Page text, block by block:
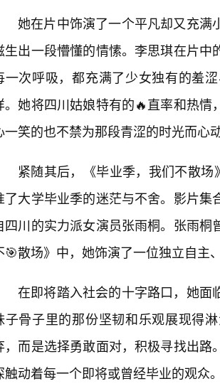
她在片中饰演了一个平凡却又充满
生出一段懵懂的情愫。李思琪在片
一次呼吸，都充满了少女独有的羞
。她将四川姑娘特有的🔥直率和热
一笑的也不禁为那段青涩的时光而心
紧随其后，《毕业季，我们不散
了大学毕业季的迷茫与不舍。影片
四川的实力派女演员张雨桐。张雨
🎯散场》中，她饰演了一位独立自主
在即将踏入社会的十字路口，她面
子骨子里的那份坚韧和乐观展现得
，而是选择勇敢面对，积极寻找出
触动着每一个即将或曾经毕业的观众